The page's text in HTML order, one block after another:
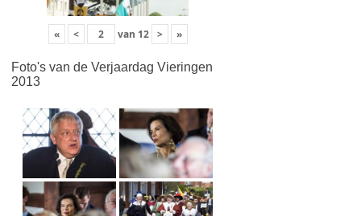
« < van 12 > »
Foto's van de Verjaardag Vieringen
2013